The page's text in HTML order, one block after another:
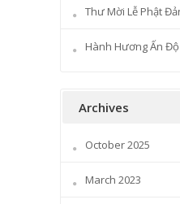
Thư Mời Lễ Phật
Hành Hương Ấn
Archives
October 2025
March 2023